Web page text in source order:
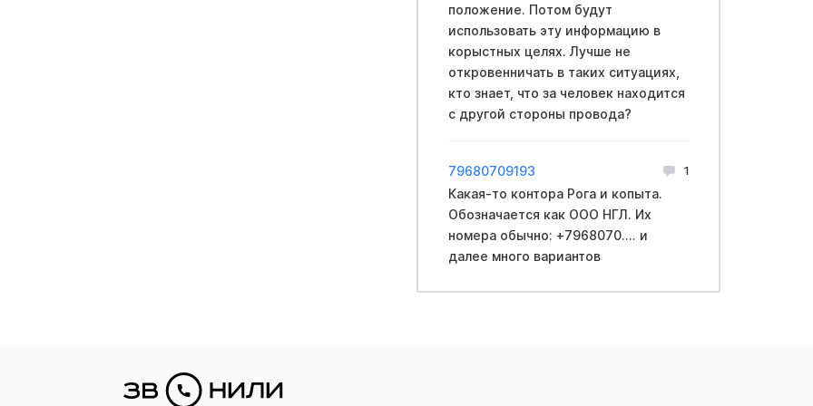
положение. Потом будут
использовать эту информацию в
корыстных целях. Лучше не
откровенничать в таких ситуациях,
кто знает, что за человек находится
с другой стороны провода?
79680709193 1
Какая-то контора Рога и копыта.
Обозначается как ООО НГЛ. Их
номера обычно: +7968070.... и
далее много вариантов